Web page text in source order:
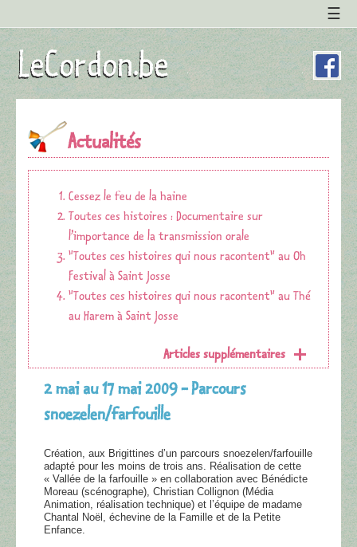
Actualités
Cessez le feu de la haine
Toutes ces histoires : Documentaire sur
l’importance de la transmission orale
"Toutes ces histoires qui nous racontent" au Oh
Festival à Saint Josse
"Toutes ces histoires qui nous racontent" au Thé
au Harem à Saint Josse
Articles supplémentaires
2 mai au 17 mai 2009 - Parcours
snoezelen/farfouille
Création, aux Brigittines d’un parcours snoezelen/farfouille
adapté pour les moins de trois ans. Réalisation de cette
« Vallée de la farfouille » en collaboration avec Bénédicte
Moreau (scénographe), Christian Collignon (Média
Animation, réalisation technique) et l’équipe de madame
Chantal Noël, échevine de la Famille et de la Petite
Enfance.